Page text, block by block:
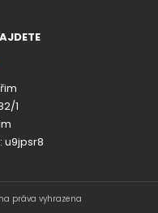
1
u9jpsr8
práva vyhrazena